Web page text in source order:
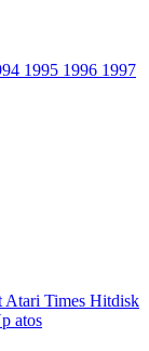
1995 1996 1997
Atari Times Hitdisk
atos